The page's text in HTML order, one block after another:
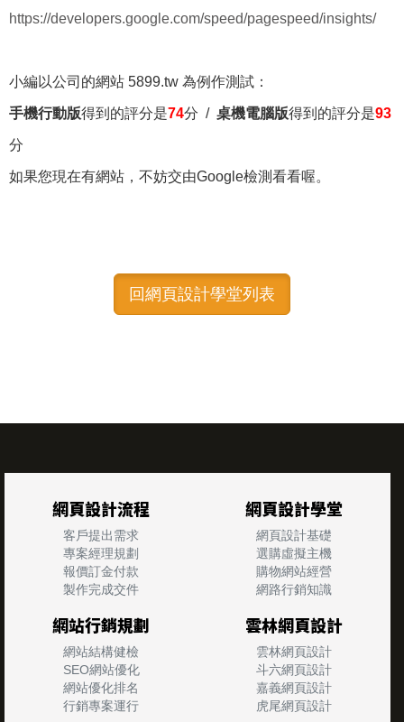
https://developers.google.com/speed/pagespeed/insights/
小編以公司的網站 5899.tw 為例作測試：
手機行動版得到的評分是74分 / 桌機電腦版得到的評分是93
分
如果您現在有網站，不妨交由Google檢測看看喔。
回網頁設計學堂列表
網頁設計流程
客戶提出需求
專案經理規劃
報價訂金付款
製作完成交件
網頁設計學堂
網頁設計基礎
選購虛擬主機
購物網站經營
網路行銷知識
網站行銷規劃
網站結構健檢
SEO網站優化
網站優化排名
行銷專案運行
雲林網頁設計
雲林網頁設計
斗六網頁設計
嘉義網頁設計
虎尾網頁設計